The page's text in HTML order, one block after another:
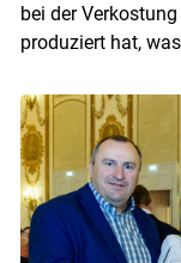
bei der
produziert hat,